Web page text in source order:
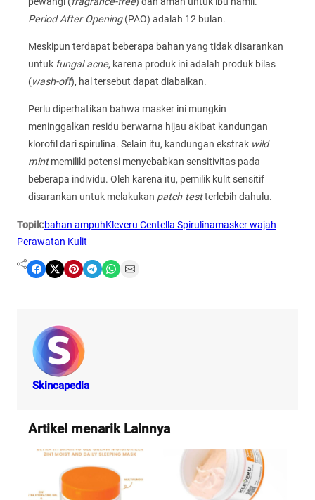
Period After Opening(PAO) adalah 12 bulan.
Meskipun terdapat beberapa bahan yang tidak disarankan
untuk fungal acne, karena produk ini adalah produk bilas
(wash-off), hal tersebut dapat diabaikan.
Perlu diperhatikan bahwa masker ini mungkin
meninggalkan residu berwarna hijau akibat kandungan
klorofil dari spirulina. Selain itu, kandungan ekstrak wild
mintmemiliki potensi menyebabkan sensitivitas pada
beberapa individu. Oleh karena itu, pemilik kulit sensitif
disarankan untuk melakukan patch testterlebih dahulu.
Topik:bahan ampuhKleveru Centella Spirulinamasker wajah
Perawatan Kulit
Share on Facebook Share on X Share on Pinterest Share on Telegram Share on WhatsApp Share on Email
Skincapedia
Artikel menarik Lainnya